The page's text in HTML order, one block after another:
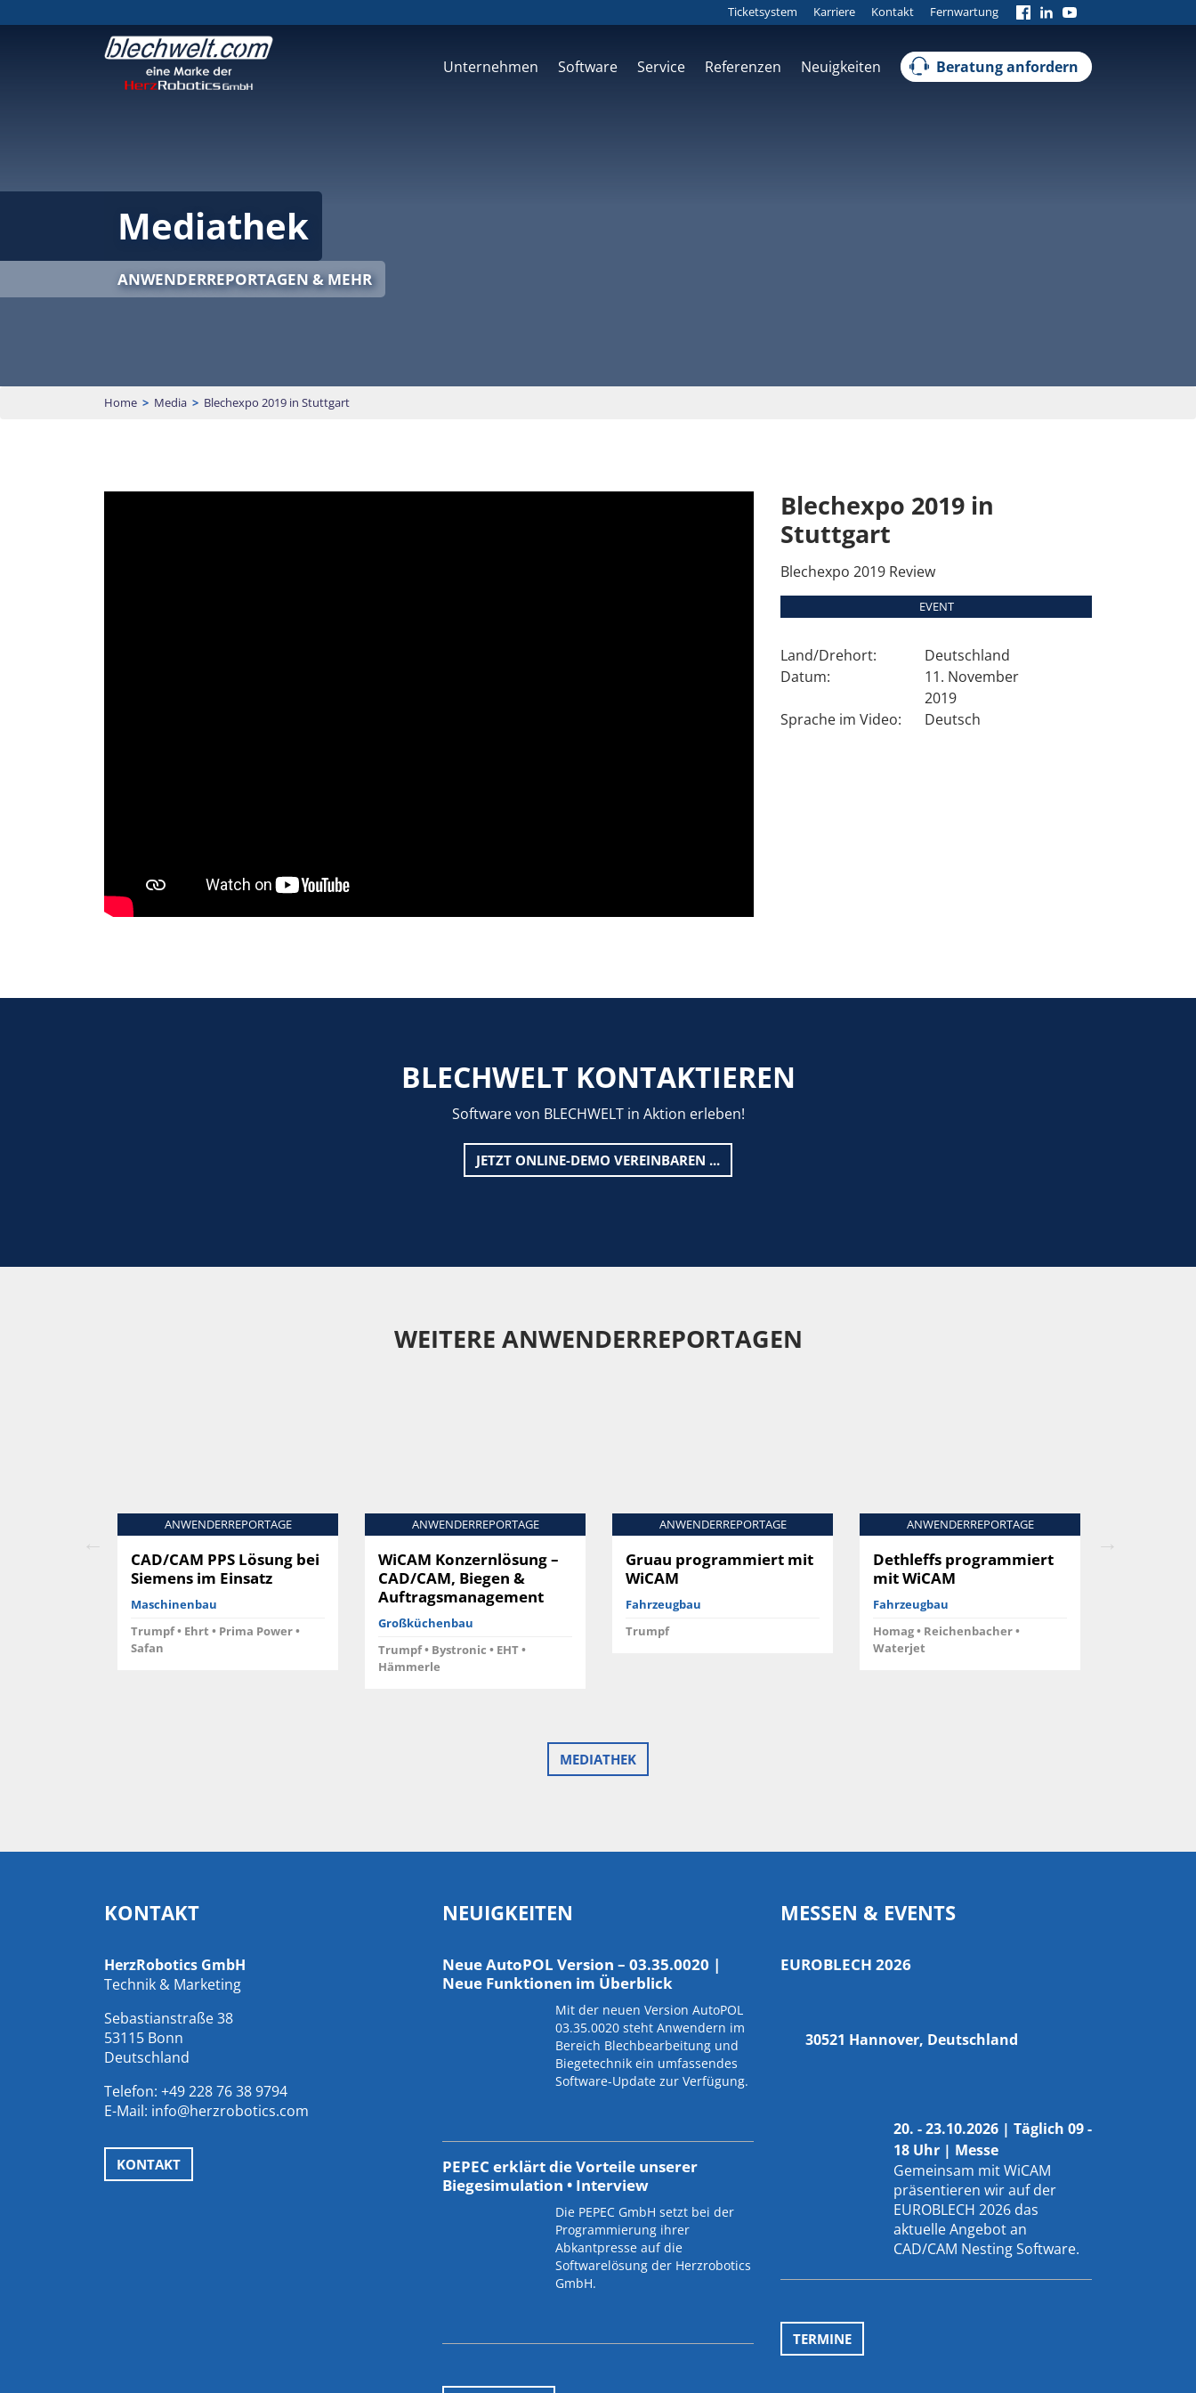
Ticketsystem Karriere Kontakt Fernwartung
Unternehmen Software Service Referenzen Neuigkeiten Beratung anfordern
Mediathek
ANWENDERREPORTAGEN & MEHR
Home > Media > Blechexpo 2019 in Stuttgart
Blechexpo 2019 in
Stuttgart
Blechexpo 2019 Review
EVENT
Land/Drehort:
Deutschland
Datum:
11. November
2019
Sprache im Video:
Deutsch
BLECHWELT KONTAKTIEREN
Software von BLECHWELT in Aktion erleben!
JETZT ONLINE-DEMO VEREINBAREN ...
WEITERE ANWENDERREPORTAGEN
ANWENDERREPORTAGE
CAD/CAM PPS Lösung bei
Siemens im Einsatz
Maschinenbau
Trumpf • Ehrt • Prima Power •
Safan
ANWENDERREPORTAGE
WiCAM Konzernlösung –
CAD/CAM, Biegen &
Auftragsmanagement
Großküchenbau
Trumpf • Bystronic • EHT •
Hämmerle
ANWENDERREPORTAGE
Gruau programmiert mit
WiCAM
Fahrzeugbau
Trumpf
ANWENDERREPORTAGE
Dethleffs programmiert
mit WiCAM
Fahrzeugbau
Homag • Reichenbacher •
Waterjet
MEDIATHEK
KONTAKT
HerzRobotics GmbH
Technik & Marketing
Sebastianstraße 38
53115 Bonn
Deutschland
Telefon: +49 228 76 38 9794
E-Mail: info@herzrobotics.com
KONTAKT
NEUIGKEITEN
Neue AutoPOL Version – 03.35.0020 |
Neue Funktionen im Überblick
Mit der neuen Version AutoPOL
03.35.0020 steht Anwendern im
Bereich Blechbearbeitung und
Biegetechnik ein umfassendes
Software-Update zur Verfügung.
PEPEC erklärt die Vorteile unserer
Biegesimulation • Interview
Die PEPEC GmbH setzt bei der
Programmierung ihrer
Abkantpresse auf die
Softwarelösung der Herzrobotics
GmbH.
MESSEN & EVENTS
EUROBLECH 2026
30521 Hannover, Deutschland
20. - 23.10.2026 | Täglich 09 -
18 Uhr | Messe
Gemeinsam mitWiCAM
präsentieren wir auf der
EUROBLECH 2026 das
aktuelle Angebot an
CAD/CAM Nesting Software.
TERMINE